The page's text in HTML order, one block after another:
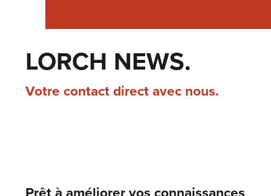
LORCH NEWS.
Votre contact direct avec nous.